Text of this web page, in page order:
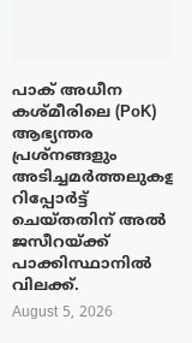
പാക് അധീന
കശ്മീരിലെ (PoK)
ആഭ്യന്തര
പ്രശ്നങ്ങളും
അടിച്ചമർത്തലുകളും
റിപ്പോർട്ട്
ചെയ്തതിന് അൽ
ജസീറയ്‌ക്ക്
പാക്കിസ്ഥാനിൽ
വിലക്ക്.
August 5, 2026